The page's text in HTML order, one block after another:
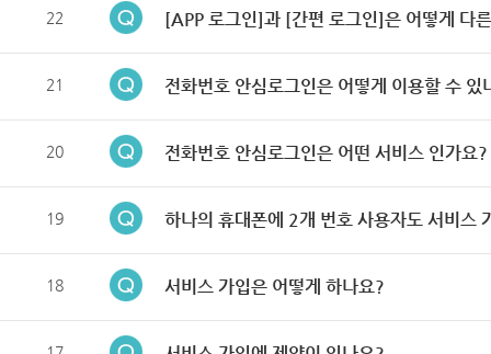
22 [APP 로그인]과 [간편 로그인]은 어떻게 다
21 전화번호 안심로그인은 어떻게 이용할 수 있
20 전화번호 안심로그인은 어떤 서비스 인가요?
19 하나의 휴대폰에 2개 번호 사용자도 서비스
18 서비스 가입은 어떻게 하나요?